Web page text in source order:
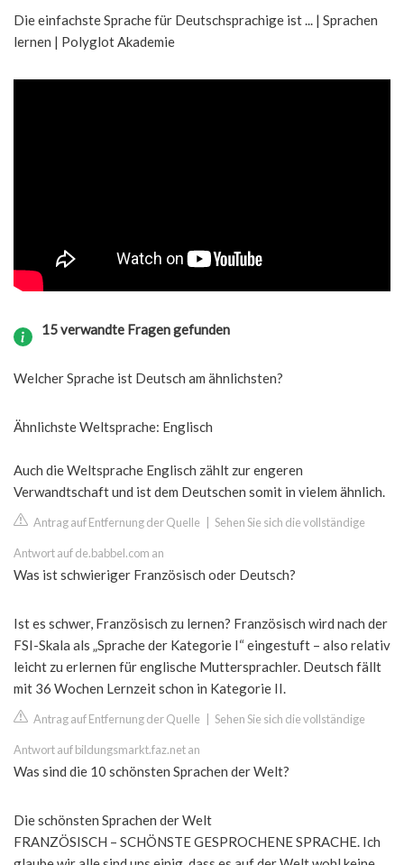
Die einfachste Sprache für Deutschsprachige ist ... | Sprachen
lernen | Polyglot Akademie
15 verwandte Fragen gefunden
Welcher Sprache ist Deutsch am ähnlichsten?
Ähnlichste Weltsprache: Englisch
Auch die Weltsprache Englisch zählt zur engeren
Verwandtschaft und ist dem Deutschen somit in vielem ähnlich.
Antrag auf Entfernung der Quelle Sehen Sie sich die vollständige
Antwort auf de.babbel.com an
Was ist schwieriger Französisch oder Deutsch?
Ist es schwer, Französisch zu lernen? Französisch wird nach der
FSI-Skala als „Sprache der Kategorie I“ eingestuft – also relativ
leicht zu erlernen für englische Muttersprachler. Deutsch fällt
mit 36 Wochen Lernzeit schon in Kategorie II.
Antrag auf Entfernung der Quelle Sehen Sie sich die vollständige
Antwort auf bildungsmarkt.faz.net an
Was sind die 10 schönsten Sprachen der Welt?
Die schönsten Sprachen der Welt
FRANZÖSISCH – SCHÖNSTE GESPROCHENE SPRACHE. Ich